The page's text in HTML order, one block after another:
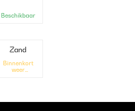
Beschikbaar
Zand
Binnenkort
weer